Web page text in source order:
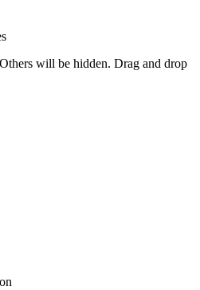
will be hidden. Drag and drop